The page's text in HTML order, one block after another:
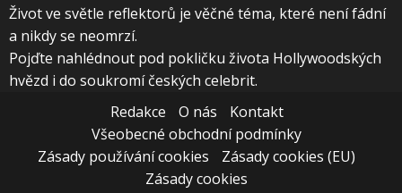
Život ve světle reflektorů je věčné téma, které není fádní
a nikdy se neomrzí.
Pojďte nahlédnout pod pokličku života Hollywoodských
hvězd i do soukromí českých celebrit.
Redakce
O nás
Kontakt
Všeobecné obchodní podmínky
Zásady používání cookies
Zásady cookies (EU)
Zásady cookies